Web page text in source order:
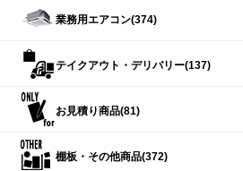
業務用エアコン(374)
テイクアウト・デリバリー(137)
お見積り商品(81)
棚板・その他商品(372)